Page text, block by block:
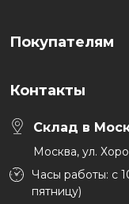
Покупателям
Контакты
Склад в
Москва, ул.
Часы работы: с
пятницу)